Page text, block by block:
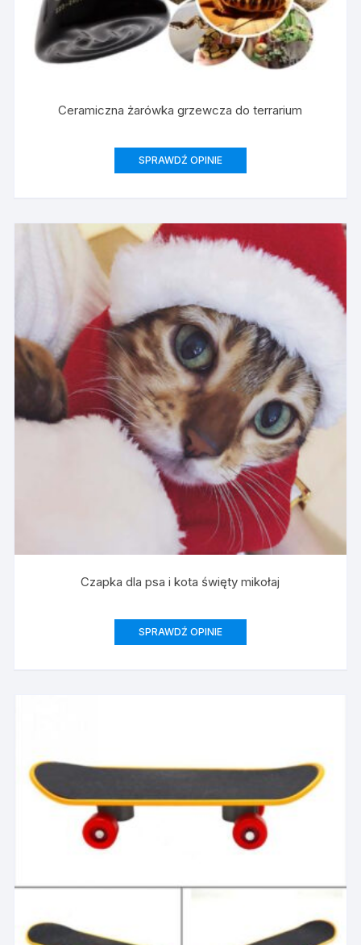
Ceramiczna żarówka grzewcza do terrarium
SPRAWDŹ OPINIE
Czapka dla psa i kota święty mikołaj
SPRAWDŹ OPINIE